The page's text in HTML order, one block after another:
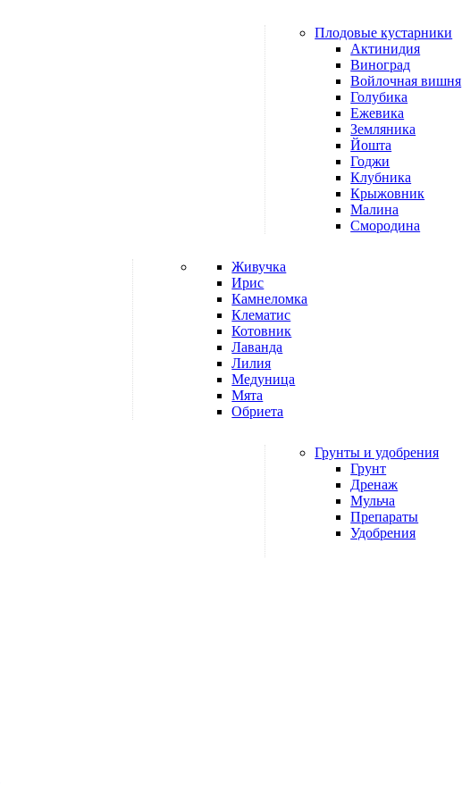
Плодовые кустарники
Актинидия
Виноград
Войлочная вишня
Голубика
Ежевика
Земляника
Йошта
Годжи
Клубника
Крыжовник
Малина
Смородина
Живучка
Ирис
Камнеломка
Клематис
Котовник
Лаванда
Лилия
Медуница
Мята
Обриета
Грунты и удобрения
Грунт
Дренаж
Мульча
Препараты
Удобрения